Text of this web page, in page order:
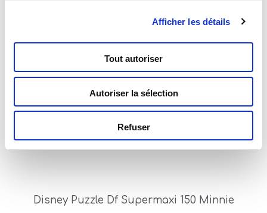
Afficher les détails
Tout autoriser
Autoriser la sélection
Refuser
Read more
Disney Puzzle Df Supermaxi 150 Minnie